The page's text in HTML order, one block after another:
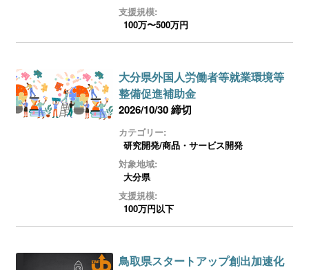
支援規模:
100万〜500万円
大分県外国人労働者等就業環境等
整備促進補助金
2026/10/30 締切
カテゴリー:
研究開発/商品・サービス開発
対象地域:
大分県
支援規模:
100万円以下
鳥取県スタートアップ創出加速化